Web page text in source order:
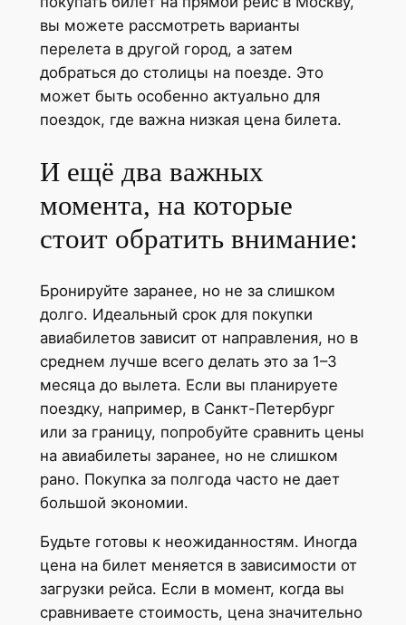
вы можете рассмотреть варианты
перелета в другой город, а затем
добраться до столицы на поезде. Это
может быть особенно актуально для
поездок, где важна низкая цена билета.
И ещё два важных
момента, на которые
стоит обратить внимание:
Бронируйте заранее, но не за слишком
долго. Идеальный срок для покупки
авиабилетов зависит от направления, но в
среднем лучше всего делать это за 1–3
месяца до вылета. Если вы планируете
поездку, например, в Санкт-Петербург
или за границу, попробуйте сравнить цены
на авиабилеты заранее, но не слишком
рано. Покупка за полгода часто не дает
большой экономии.
Будьте готовы к неожиданностям. Иногда
цена на билет меняется в зависимости от
загрузки рейса. Если в момент, когда вы
сравниваете стоимость, цена значительно